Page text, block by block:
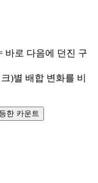
바로 다음에 던진 구
)별 배합 변화를 비
한 카운트